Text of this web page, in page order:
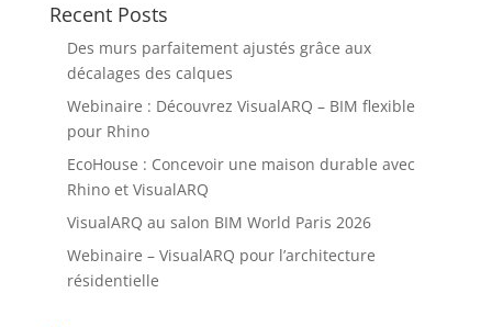
Recent Posts
Des murs parfaitement ajustés grâce aux
décalages des calques
Webinaire : Découvrez VisualARQ – BIM flexible
pour Rhino
EcoHouse : Concevoir une maison durable avec
Rhino et VisualARQ
VisualARQ au salon BIM World Paris 2026
Webinaire – VisualARQ pour l’architecture
résidentielle